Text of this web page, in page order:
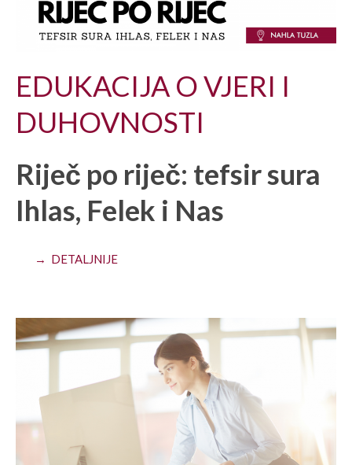
EDUKACIJA O VJERI I
DUHOVNOSTI
Riječ po riječ: tefsir sura
Ihlas, Felek i Nas
→ DETALJNIJE